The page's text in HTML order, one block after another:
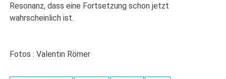
Resonanz, dass eine Fortsetzung schon jetzt
wahrscheinlich ist.
Fotos : Valentin Römer